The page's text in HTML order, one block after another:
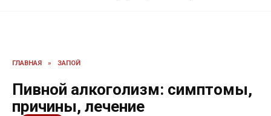
ГЛАВНАЯ » ЗАПОЙ
Пивной алкоголизм: симптомы,
причины, лечение